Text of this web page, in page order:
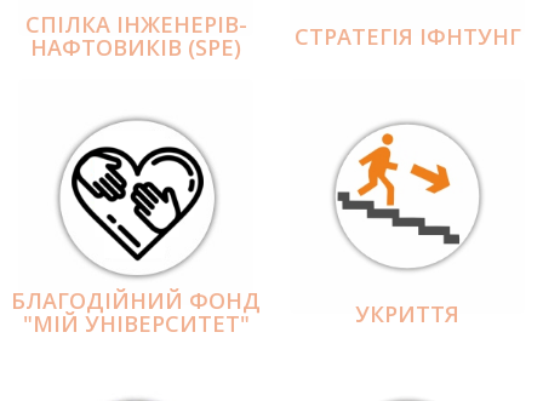
СПІЛКА ІНЖЕНЕРІВ-
НАФТОВИКІВ (SPE) СТРАТЕГІЯ ІФНТУНГ
БЛАГОДІЙНИЙ ФОНД
"МІЙ УНІВЕРСИТЕТ" УКРИТТЯ